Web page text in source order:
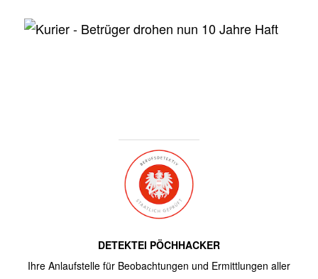
DETEKTEI PÖCHHACKER
Ihre Anlaufstelle für Beobachtungen und Ermittlungen aller